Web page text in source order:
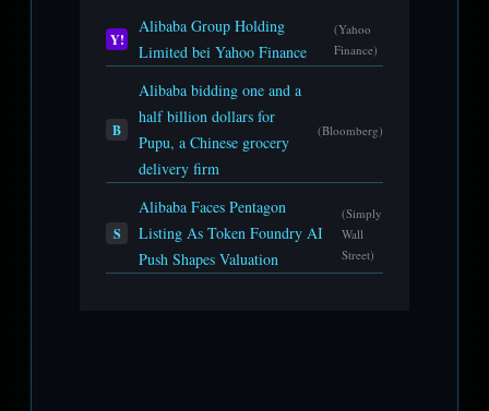
Y!
Alibaba Group Holding
Limited bei Yahoo Finance
(Yahoo
Finance)
B
Alibaba bidding one and a
half billion dollars for
Pupu, a Chinese grocery
delivery firm
(Bloomberg)
S
Alibaba Faces Pentagon
Listing As Token Foundry AI
Push Shapes Valuation
(Simply
Wall
Street)